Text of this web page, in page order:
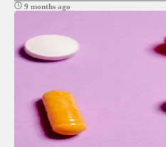
9 months ago